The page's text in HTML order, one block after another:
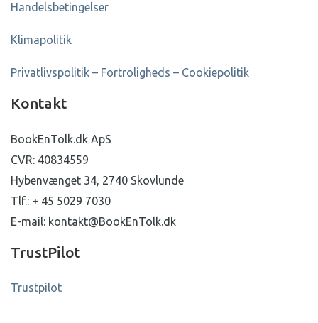
Handelsbetingelser
Klimapolitik
Privatlivspolitik – Fortroligheds – Cookiepolitik
Kontakt
BookEnTolk.dk ApS
CVR: 40834559
Hybenvænget 34, 2740 Skovlunde
Tlf.: + 45 5029 7030
E-mail: kontakt@BookEnTolk.dk
TrustPilot
Trustpilot